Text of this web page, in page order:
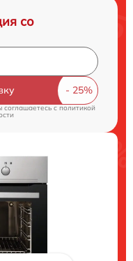
со
соглашаетесь cполитикой